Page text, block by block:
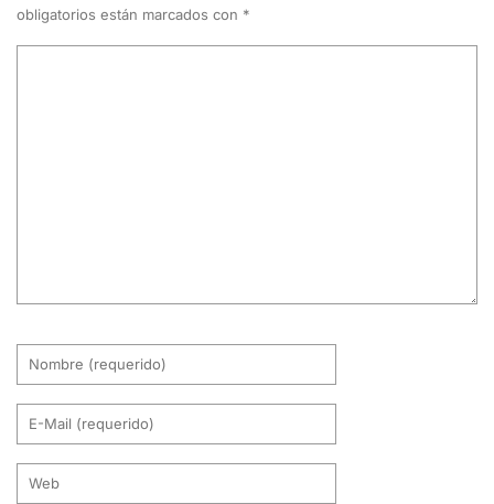
obligatorios están marcados con *